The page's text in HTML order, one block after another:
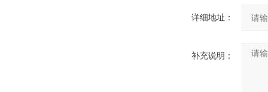
详细地址：
补充说明：